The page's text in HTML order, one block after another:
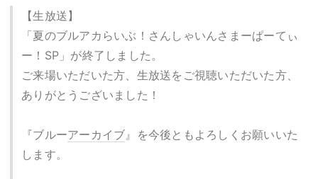
【生放送】
「夏のブルアカらいぶ！さんしゃいんさまーぱーてぃ
ー！SP」が終了しました。
ご来場いただいた方、生放送をご視聴いただいた方、
ありがとうございました！
『ブルーアーカイブ 』を今後ともよろしくお願いいた
します。